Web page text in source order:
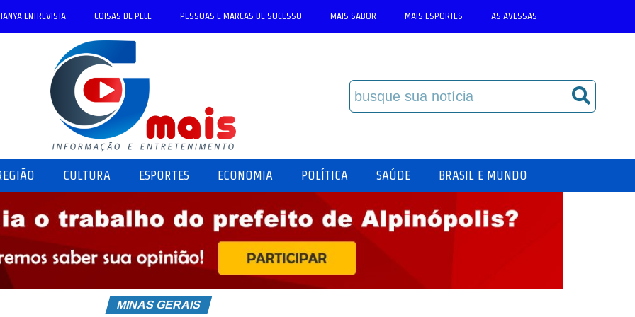
ENTREVISTA COISAS DE PELE PESSOAS E MARCAS DE SUCESSO MAIS SABOR MAIS ESPORTES AS AVESSAS
CULTURA ESPORTES ECONOMIA POLÍTICA SAÚDE BRASIL E MUNDO
MINAS GERAIS